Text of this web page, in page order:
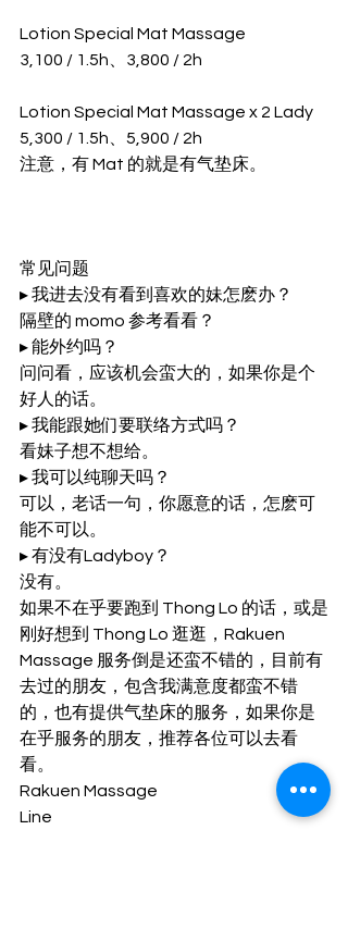
Lotion Special Mat Massage
3,100 / 1.5h、3,800 / 2h
Lotion Special Mat Massage x 2 Lady
5,300 / 1.5h、5,900 / 2h
注意，有 Mat 的就是有气垫床。
常见问题
▸ 我进去没有看到喜欢的妹怎麽办？
隔壁的 momo 参考看看？
▸ 能外约吗？
问问看，应该机会蛮大的，如果你是个
好人的话。
▸ 我能跟她们要联络方式吗？
看妹子想不想给。
▸ 我可以纯聊天吗？
可以，老话一句，你愿意的话，怎麽可
能不可以。
▸ 有没有Ladyboy？
没有。
如果不在乎要跑到 Thong Lo 的话，或是
刚好想到 Thong Lo 逛逛，Rakuen
Massage 服务倒是还蛮不错的，目前有
去过的朋友，包含我满意度都蛮不错
的，也有提供气垫床的服务，如果你是
在乎服务的朋友，推荐各位可以去看
看。
Rakuen Massage
Line